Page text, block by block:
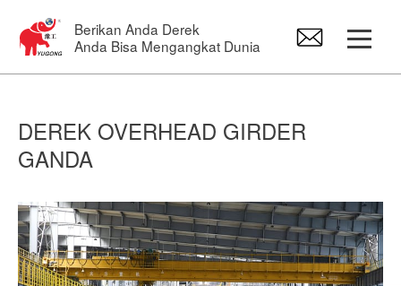
Berikan Anda Derek
Anda Bisa Mengangkat Dunia
Derek Overhead
Bangau Jib
kerekan listrik
DEREK OVERHEAD GIRDER
GANDA